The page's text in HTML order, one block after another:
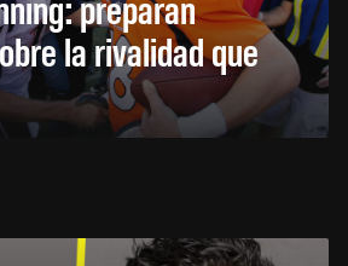
la rivalidad que